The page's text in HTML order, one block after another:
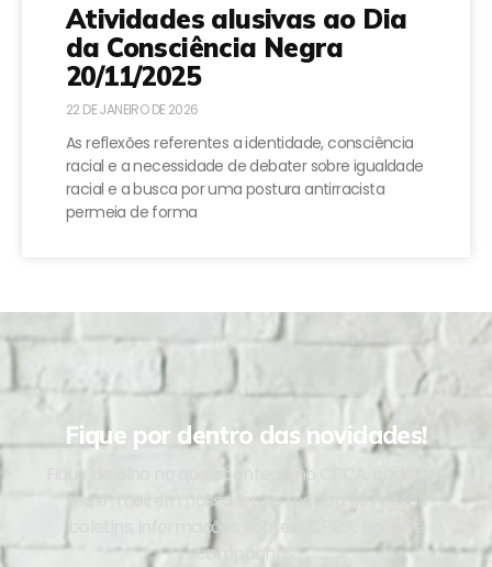
Atividades alusivas ao Dia
da Consciência Negra
20/11/2025
22 DE JANEIRO DE 2026
As reflexões referentes a identidade, consciência
racial e a necessidade de debater sobre igualdade
racial e a busca por uma postura antirracista
permeia de forma
Fique por dentro das novidades!
Fique de olho no que acontece no CPCA, cadastre
seu e-mail em nossa lista e receba os nossos
boletins, informações sobre o CPCA, ações e
campanhas.